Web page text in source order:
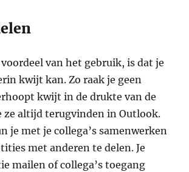
van het gebruik, is dat je
kwijt kan. Zo raak je geen
kwijt in de drukte van de
ze altijd terugvinden in Outlook.
je met je collega’s samenwerken
met anderen te delen. Je
mailen of collega’s toegang